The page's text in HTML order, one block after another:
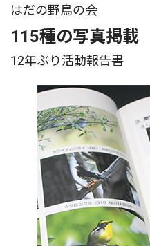
はだの野鳥の会
115種の写真掲載
12年ぶり活動報告書